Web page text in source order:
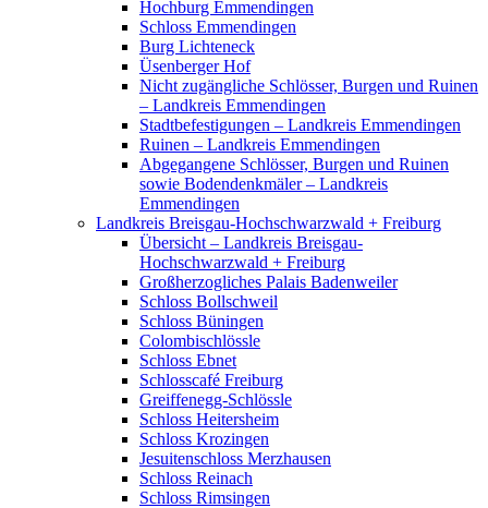
Hochburg Emmendingen
Schloss Emmendingen
Burg Lichteneck
Üsenberger Hof
Nicht zugängliche Schlösser, Burgen und Ruinen
– Landkreis Emmendingen
Stadtbefestigungen – Landkreis Emmendingen
Ruinen – Landkreis Emmendingen
Abgegangene Schlösser, Burgen und Ruinen
sowie Bodendenkmäler – Landkreis
Emmendingen
Landkreis Breisgau-Hochschwarzwald + Freiburg
Übersicht – Landkreis Breisgau-
Hochschwarzwald + Freiburg
Großherzogliches Palais Badenweiler
Schloss Bollschweil
Schloss Büningen
Colombischlössle
Schloss Ebnet
Schlosscafé Freiburg
Greiffenegg-Schlössle
Schloss Heitersheim
Schloss Krozingen
Jesuitenschloss Merzhausen
Schloss Reinach
Schloss Rimsingen